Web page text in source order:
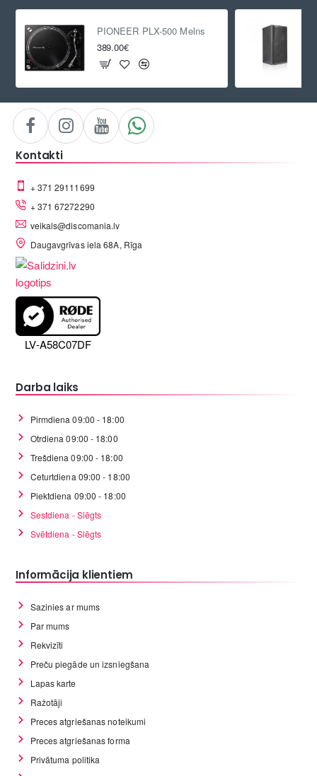
PIONEER PLX-500 Melns
389.00€
Kontakti
+ 371 29111699
+ 371 67272290
veikals@discomania.lv
Daugavgrīvas iela 68A, Rīga
LV-A58C07DF
Darba laiks
Pirmdiena 09:00 - 18:00
Otrdiena 09:00 - 18:00
Trešdiena 09:00 - 18:00
Ceturtdiena 09:00 - 18:00
Piektdiena 09:00 - 18:00
Sestdiena - Slēgts
Svētdiena - Slēgts
Informācija klientiem
Sazinies ar mums
Par mums
Rekvizīti
Preču piegāde un izsniegšana
Lapas karte
Ražotāji
Preces atgriešanas noteikumi
Preces atgriešanas forma
Privātuma politika